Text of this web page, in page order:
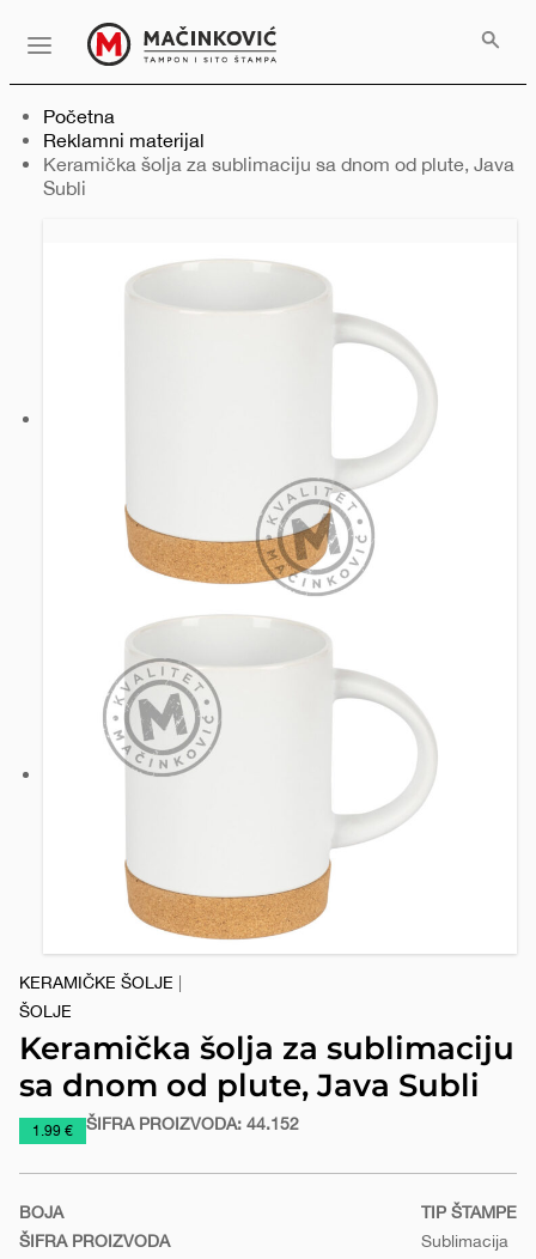
Menu
Početna
Reklamni materijal
Trenutno:
Keramička šolja za sublimaciju sa dnom od plute, Java
Subli
KERAMIČKE ŠOLJE
ŠOLJE
Keramička šolja za sublimaciju
sa dnom od plute, Java Subli
https://www.macinkovic.rs/reklamni-
za-
sublimaciju-
1.99 € ŠIFRA PROIZVODA: 44.152
BOJA
ŠIFRA PROIZVODA
TIP ŠTAMPE
Sublimacija